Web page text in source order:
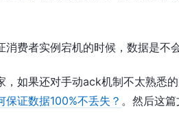
消费者实例宕机的时候，数据是不
，如果还对手动ack机制不太熟悉
保证数据100%不丢失？ 。然后这